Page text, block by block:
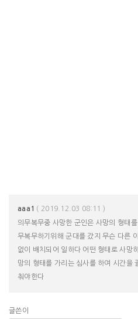
aaa1 ( 2019.12.03 08:11 )
의무복무중 사망한 군인은 사망의 형태
무복무하기위해 군대를 갔지 무슨 다른
없이 배치되어 일하다 어떤 형태로 사망
망의 형태를 가리는 심사를 하여 시간을
춰야한다
글쓴이